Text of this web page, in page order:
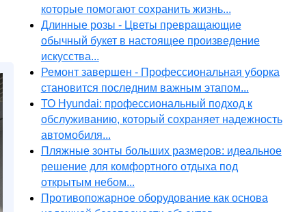
которые помогают сохранить жизнь...
Длинные розы - Цветы превращающие
обычный букет в настоящее произведение
искусства...
Ремонт завершен - Профессиональная уборка
становится последним важным этапом...
ТО Hyundai: профессиональный подход к
обслуживанию, который сохраняет надежность
автомобиля...
Пляжные зонты больших размеров: идеальное
решение для комфортного отдыха под
открытым небом...
Противопожарное оборудование как основа